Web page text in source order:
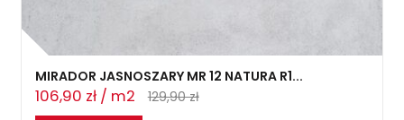
MIRADOR JASNOSZARY MR 12 NATURA R1...
106,90 zł / m2
129,90 zł